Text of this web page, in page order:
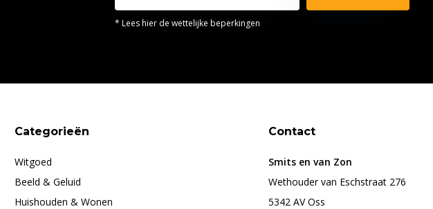
* Lees hier de wettelijke beperkingen
Categorieën
Witgoed
Beeld & Geluid
Huishouden & Wonen
Contact
Smits en van Zon
Wethouder van Eschstraat 276
5342 AV Oss